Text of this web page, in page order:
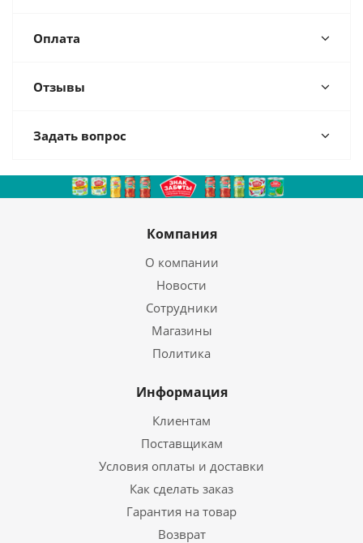
Оплата
Отзывы
Задать вопрос
Компания
О компании
Новости
Сотрудники
Магазины
Политика
Информация
Клиентам
Поставщикам
Условия оплаты и доставки
Как сделать заказ
Гарантия на товар
Возврат